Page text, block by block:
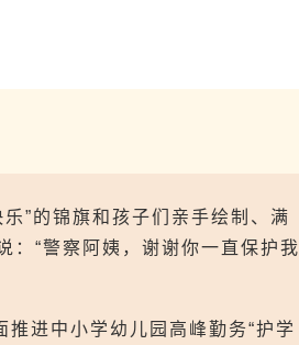
”的锦旗和孩子们亲手绘制、满
：“警察阿姨，谢谢你一直保护我
进中小学幼儿园高峰勤务“护学